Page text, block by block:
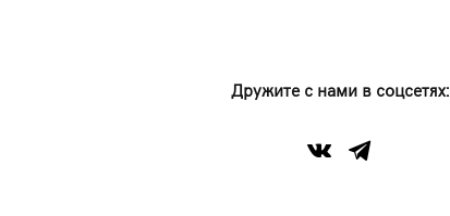
Дружите с нами в соцсетях: